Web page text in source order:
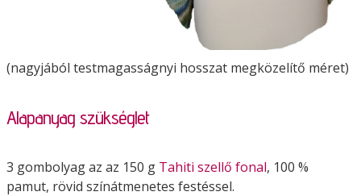
(nagyjából testmagasságnyi hosszat megközelítő méret)
Alapanyag szükséglet
3 gombolyag az az 150 g Tahiti szellő fonal, 100 %
pamut, rövid színátmenetes festéssel.